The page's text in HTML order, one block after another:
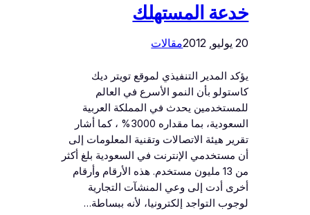
خدعة المستهلك
20 يوليو, 2012 مقالات
يؤكد المدير التنفيذي لموقع تويتر ديك
كاستولو بأن النمو الأسرع في العالم
للمستخدمين يحدث في المملكة العربية
السعودية، بما مقداره 3000% ، كما أشار
تقرير هيئة الاتصالات وتقنية المعلومات إلى
أن مستخدمي الإنترنت في السعودية بلغ أكثر
من 13 مليون مستخدم. هذه الأرقام وأرقام
أخرى أدت إلى وعي المنشآت التجارية
لوجوب التواجد إلكترونيا، لأنه ببساطة…